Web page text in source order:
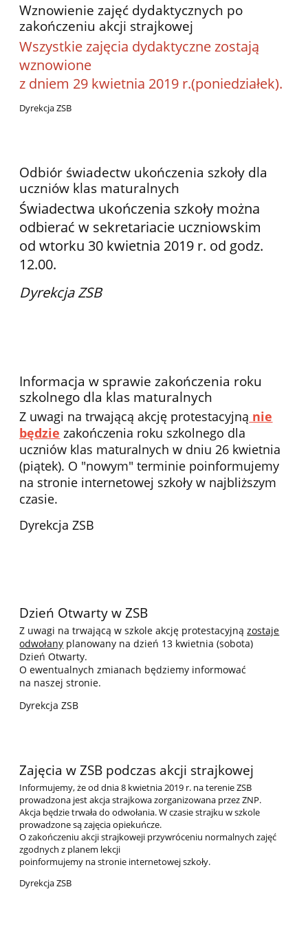
Wznowienie zajęć dydaktycznych po
zakończeniu akcji strajkowej
Wszystkie zajęcia dydaktyczne zostają
wznowione
z dniem 29 kwietnia 2019 r.(poniedziałek).
Dyrekcja ZSB
Odbiór świadectw ukończenia szkoły dla
uczniów klas maturalnych
Świadectwa ukończenia szkoły można
odbierać w sekretariacie uczniowskim
od wtorku 30 kwietnia 2019 r. od godz.
12.00.
Dyrekcja ZSB
Informacja w sprawie zakończenia roku
szkolnego dla klas maturalnych
Z uwagi na trwającą akcję protestacyjną nie
będzie zakończenia roku szkolnego dla
uczniów klas maturalnych w dniu 26 kwietnia
(piątek). O "nowym" terminie poinformujemy
na stronie internetowej szkoły w najbliższym
czasie.
Dyrekcja ZSB
Dzień Otwarty w ZSB
Z uwagi na trwającą w szkole akcję protestacyjnązostaje
odwołany planowany na dzień 13 kwietnia (sobota)
Dzień Otwarty.
O ewentualnych zmianach będziemy informować
na naszej stronie.
Dyrekcja ZSB
Zajęcia w ZSB podczas akcji strajkowej
Informujemy, że od dnia 8 kwietnia 2019 r. na terenie ZSB
prowadzona jest akcja strajkowa zorganizowana przez ZNP.
Akcja będzie trwała do odwołania. W czasie strajku w szkole
prowadzone są zajęcia opiekuńcze.
O zakończeniu akcji strajkoweji przywróceniu normalnych zajęć
zgodnych z planem lekcji
poinformujemy na stronie internetowej szkoły.
Dyrekcja ZSB